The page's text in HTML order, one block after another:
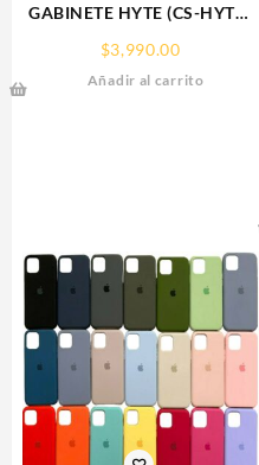
GABINETE HYTE (CS-HYTE-
Y60,CAMDUAL,VIDRIO
$3,990.00
Añadir al carrito